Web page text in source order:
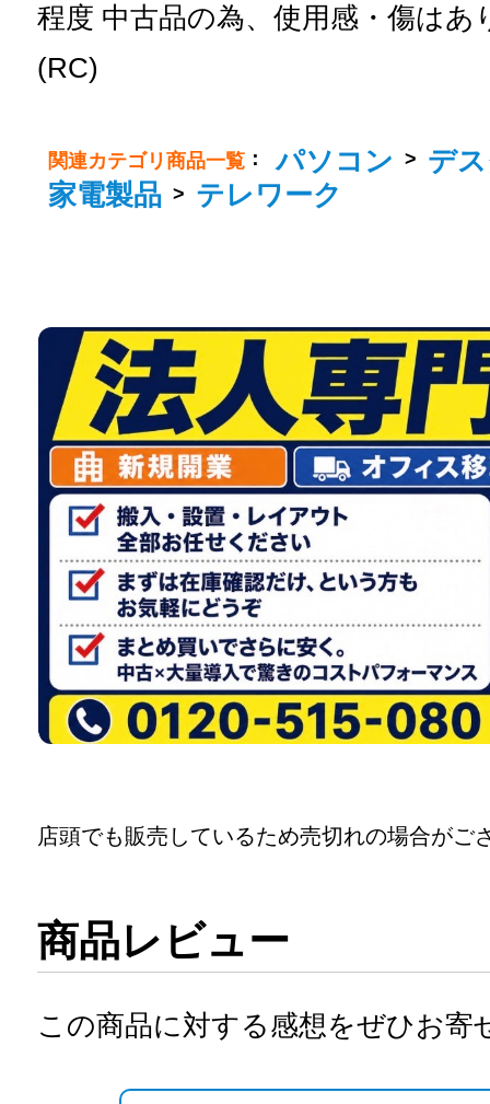
程度 中古品の為、使用感・傷はあ
(RC)
関連カテゴリ商品一覧 ： パソコン > デ
家電製品 > テレワーク
店頭でも販売しているため売切れの場合がご
商品レビュー
この商品に対する感想をぜひお寄